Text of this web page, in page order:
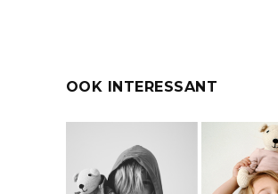
OOK INTERESSANT